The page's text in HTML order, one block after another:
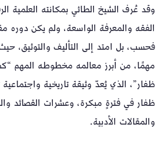
وقد عُرف الشيخ الطائي بمكانته العلمية
الفقه والمعرفة الواسعة، ولم يكن دوره
فحسب، بل امتد إلى التأليف والتوثيق،
مهمًا، من أبرز معالمه مخطوطه المهم
ظفار”، الذي يُعدّ وثيقة تاريخية
ظفار في فترةٍ مبكرة، وعشرات القصائد
والمقالات الأدبية.